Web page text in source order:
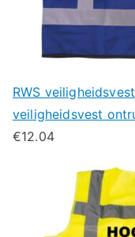
RWS
veiligheidsvest
€12.04